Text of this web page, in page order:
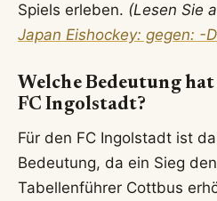
Spiels erleben. (Lesen Sie
Japan Eishockey: gegen: -
Welche Bedeutung
FC Ingolstadt?
Für den FC Ingolstadt ist
Bedeutung, da ein Sieg
Tabellenführer Cottbus